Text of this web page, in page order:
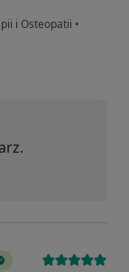
i Osteopatii •